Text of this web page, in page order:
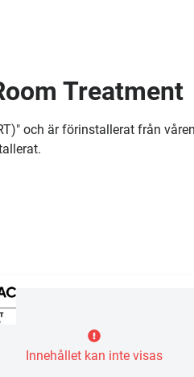
Treatment
och är förinstallerat från
Innehållet kan inte visas